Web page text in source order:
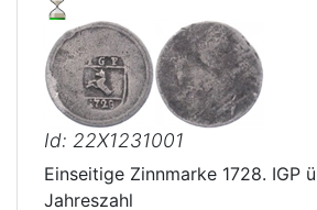
Id: 22X1231001
Einseitige Zinnmarke 1728. IGP
Jahreszahl